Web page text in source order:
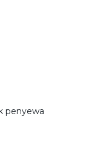
penyewa